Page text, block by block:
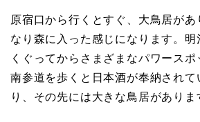
原宿口から行くとすぐ、大鳥居があ
なり森に入った感じになります。明
くぐってからさまざまなパワースポ
南参道を歩くと日本酒が奉納されて
り、その先には大きな鳥居がありま